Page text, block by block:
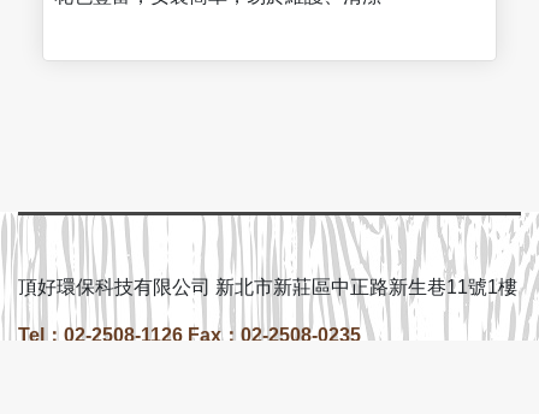
頂好環保科技有限公司 新北市新莊區中正路新生巷11號1樓
Tel：02-2508-1126 Fax：02-2508-0235